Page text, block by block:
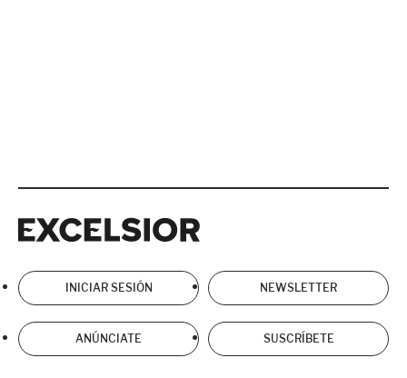
INICIAR SESIÓN NEWSLETTER
ANÚNCIATE SUSCRÍBETE